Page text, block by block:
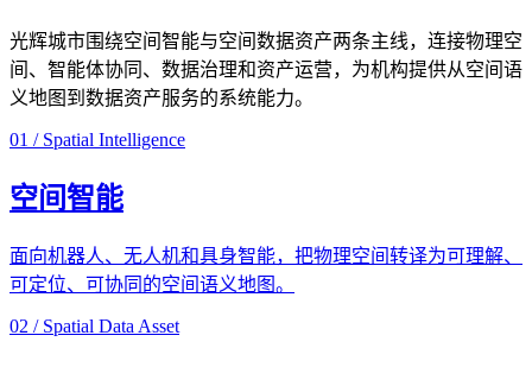
光辉城市围绕空间智能与空间数据资产两条主线，连接物理空
间、智能体协同、数据治理和资产运营，为机构提供从空间语
义地图到数据资产服务的系统能力。
01 / Spatial Intelligence
空间智能
面向机器人、无人机和具身智能，把物理空间转译为可理解、
可定位、可协同的空间语义地图。
02 / Spatial Data Asset